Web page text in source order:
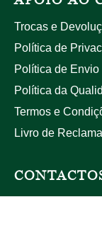
Trocas e
Política de
Política de Envio
Política da
Termos e
Livro de